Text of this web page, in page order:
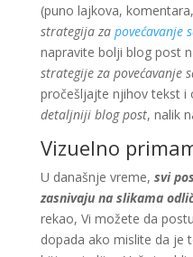
(puno lajkova,
strategija za povećavanje
napravite bolji blog post
strategije za povećavanje
pročešljajte njihov tekst i
detaljniji blog post, nalik
Vizuelno
U današnje vreme, svi
zasnivaju na slikama
rekao, Vi možete da
dopada ako mislite da je